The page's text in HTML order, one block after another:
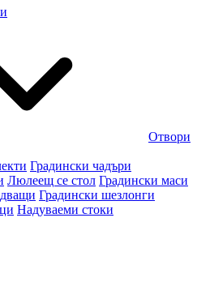
Отвори
Градински чадъри
Люлеещ се стол Градински маси
Градински шезлонги
Надуваеми стоки